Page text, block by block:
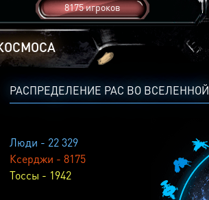
8175 игроков
РАСПРЕДЕЛЕНИЕ РАС ВО ВСЕЛЕННОЙ
Люди - 22 329
Ксерджи - 8175
Тоссы - 1942